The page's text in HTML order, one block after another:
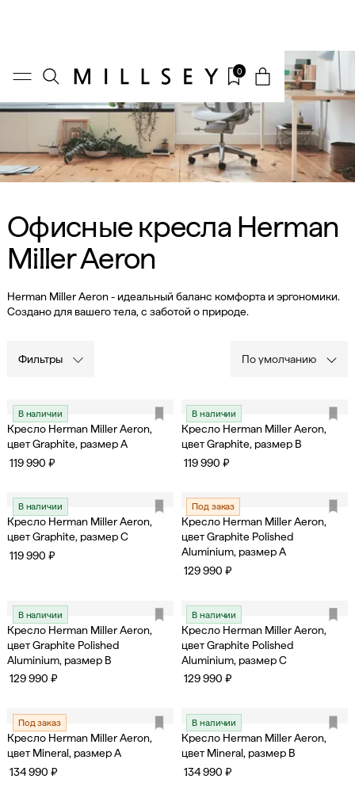
0
Офисные кресла Herman
Miller Aeron
Herman Miller Aeron - идеальный баланс комфорта и эргономики.
Создано для вашего тела, с заботой о природе.
Фильтры По умолчанию
В наличии
Кресло Herman Miller Aeron,
цвет Graphite, размер A
119 990 ₽
В наличии
Кресло Herman Miller Aeron,
цвет Graphite, размер B
119 990 ₽
В наличии
Кресло Herman Miller Aeron,
цвет Graphite, размер C
119 990 ₽
Под заказ
Кресло Herman Miller Aeron,
цвет Graphite Polished
Aluminium, размер A
129 990 ₽
В наличии
Кресло Herman Miller Aeron,
цвет Graphite Polished
Aluminium, размер B
129 990 ₽
В наличии
Кресло Herman Miller Aeron,
цвет Graphite Polished
Aluminium, размер C
129 990 ₽
Под заказ
Кресло Herman Miller Aeron,
цвет Mineral, размер A
134 990 ₽
В наличии
Кресло Herman Miller Aeron,
цвет Mineral, размер B
134 990 ₽